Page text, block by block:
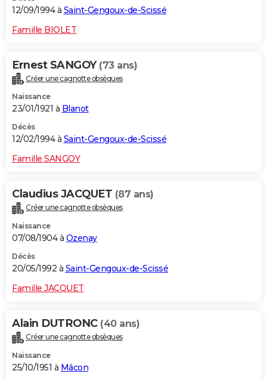
12/09/1994 à Saint-Gengoux-de-Scissé
Famille BIOLET
Ernest SANGOY (73 ans)
Créer une cagnotte obsèques
Naissance
23/01/1921 à Blanot
Décès
12/02/1994 à Saint-Gengoux-de-Scissé
Famille SANGOY
Claudius JACQUET (87 ans)
Créer une cagnotte obsèques
Naissance
07/08/1904 à Ozenay
Décès
20/05/1992 à Saint-Gengoux-de-Scissé
Famille JACQUET
Alain DUTRONC (40 ans)
Créer une cagnotte obsèques
Naissance
25/10/1951 à Mâcon